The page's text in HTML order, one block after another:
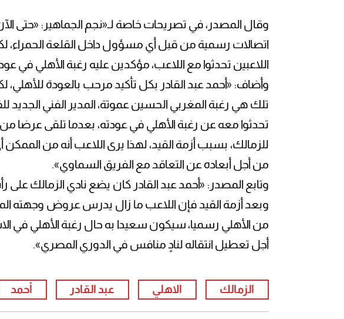
وقال المصدر، في تصريحات خاصة لـ«نجم الجماهير: «حتى الآن
اتصالات رسمية من قبل أي مسؤول داخل القلعة
اللاعبين تحدثوا مع اللاعب، مؤكدين عليه رغبة الأهلي في
وأضاف: «أحمد عبد القادر بكل تأكيد مرحب بالعودة
تلك هي رغبة المغربي الحسين عموتة، المدير الفني الجديد
تحدثوا معه عن رغبة الأهلي في عودته، بعدما تلقى عرضا من
للزمالك، بسبب أزمة القيد، لهذا يرى اللاعب أنه من الممكن
من أجل أبعاده عن التعاقد مع الفريق السماوي».
وتابع المصدر: «أحمد عبد القادر كان يضع نادي الزمالك على
وبعد أزمة القيد فإن اللاعب ما زال يدرس عروض وجهته
من الأهلي رسميا، سيكون سعيدا به حال رغبة الأهلي في
أجل تعطيل انتقاله لنادٍ منافس في الدوري المصري».
الزمالك الاهلي عبد القادر أحمد